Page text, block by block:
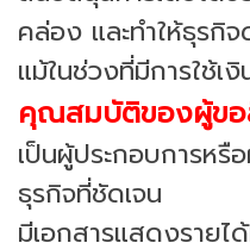
คล่อง และทำให้ธุรกิจ
แม้ในช่วงที่มีการใช้เ
คุณสมบัติของผู้ขอ
เป็นผู้ประกอบการหรื
ธุรกิจที่ชัดเจน
มีเอกสารแสดงรายไ